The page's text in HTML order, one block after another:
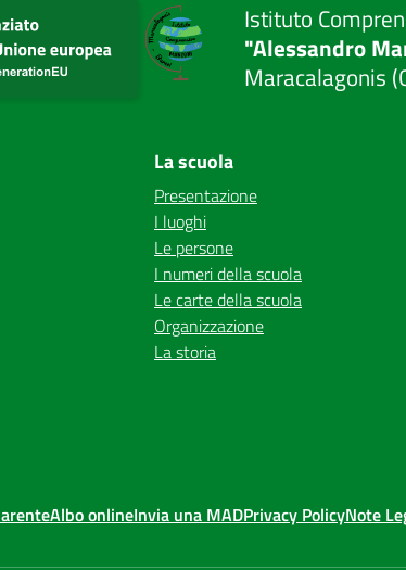
Istituto
"Alessandro
Maracalagonis
La scuola
Presentazione
I luoghi
Le persone
I numeri della scuola
Le carte della scuola
Organizzazione
La storia
Albo onlineInvia una MADPrivacy PolicyNote